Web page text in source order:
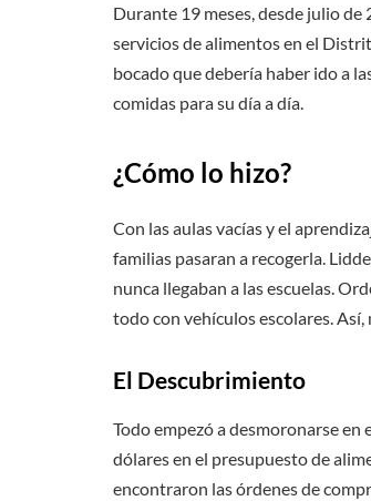
Durante 19 meses, desde julio
servicios de alimentos en el
bocado que debería haber ido a
comidas para su día a día.
¿Cómo lo hizo?
Con las aulas vacías y el
familias pasaran a recogerla.
nunca llegaban a las escuelas.
todo con vehículos escolares. Así,
El Descubrimiento
Todo empezó a desmoronarse
dólares en el presupuesto de
encontraron las órdenes de